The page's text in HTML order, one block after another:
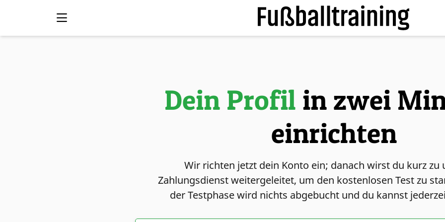
Dein Profil in zwei
einrichten
Wir richten jetzt dein Konto ein; danach wirst du kurz zu
Zahlungsdienst weitergeleitet, um den kostenlosen Test zu
der Testphase wird nichts abgebucht und du kannst